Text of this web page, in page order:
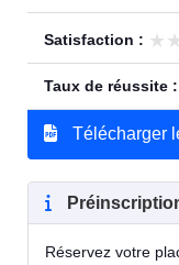
Satisfaction :
Taux de réussite :
Télécharger
Réservez votre